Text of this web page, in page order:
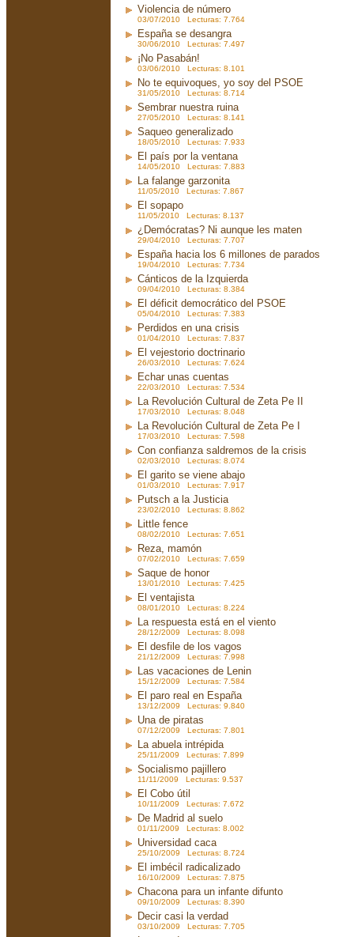
Violencia de número
03/07/2010 Lecturas: 7.764
España se desangra
30/06/2010 Lecturas: 7.497
¡No Pasabán!
03/06/2010 Lecturas: 8.101
No te equivoques, yo soy del PSOE
31/05/2010 Lecturas: 8.714
Sembrar nuestra ruina
27/05/2010 Lecturas: 8.141
Saqueo generalizado
18/05/2010 Lecturas: 7.933
El país por la ventana
14/05/2010 Lecturas: 7.883
La falange garzonita
11/05/2010 Lecturas: 7.867
El sopapo
11/05/2010 Lecturas: 8.137
¿Demócratas? Ni aunque les maten
29/04/2010 Lecturas: 7.707
España hacia los 6 millones de parados
19/04/2010 Lecturas: 7.734
Cánticos de la Izquierda
09/04/2010 Lecturas: 8.384
El déficit democrático del PSOE
05/04/2010 Lecturas: 7.383
Perdidos en una crisis
01/04/2010 Lecturas: 7.837
El vejestorio doctrinario
26/03/2010 Lecturas: 7.624
Echar unas cuentas
22/03/2010 Lecturas: 7.534
La Revolución Cultural de Zeta Pe II
17/03/2010 Lecturas: 8.048
La Revolución Cultural de Zeta Pe I
17/03/2010 Lecturas: 7.598
Con confianza saldremos de la crisis
02/03/2010 Lecturas: 8.074
El garito se viene abajo
01/03/2010 Lecturas: 7.917
Putsch a la Justicia
23/02/2010 Lecturas: 8.862
Little fence
08/02/2010 Lecturas: 7.651
Reza, mamón
07/02/2010 Lecturas: 7.659
Saque de honor
13/01/2010 Lecturas: 7.425
El ventajista
08/01/2010 Lecturas: 8.224
La respuesta está en el viento
28/12/2009 Lecturas: 8.098
El desfile de los vagos
21/12/2009 Lecturas: 7.998
Las vacaciones de Lenin
15/12/2009 Lecturas: 7.584
El paro real en España
13/12/2009 Lecturas: 9.840
Una de piratas
07/12/2009 Lecturas: 7.801
La abuela intrépida
25/11/2009 Lecturas: 7.899
Socialismo pajillero
11/11/2009 Lecturas: 9.537
El Cobo útil
10/11/2009 Lecturas: 7.672
De Madrid al suelo
01/11/2009 Lecturas: 8.002
Universidad caca
25/10/2009 Lecturas: 8.724
El imbécil radicalizado
16/10/2009 Lecturas: 7.875
Chacona para un infante difunto
09/10/2009 Lecturas: 8.390
Decir casi la verdad
03/10/2009 Lecturas: 7.705